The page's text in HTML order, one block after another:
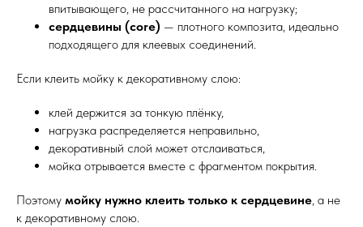
впитывающего, не рассчитанного на нагрузку;
сердцевины (core) — плотного композита, идеально
подходящего для клеевых соединений.
Если клеить мойку к декоративному слою:
клей держится за тонкую плёнку,
нагрузка распределяется неправильно,
декоративный слой может отслаиваться,
мойка отрывается вместе с фрагментом покрытия.
Поэтому мойку нужно клеить только к сердцевине, а не
к декоративному слою.